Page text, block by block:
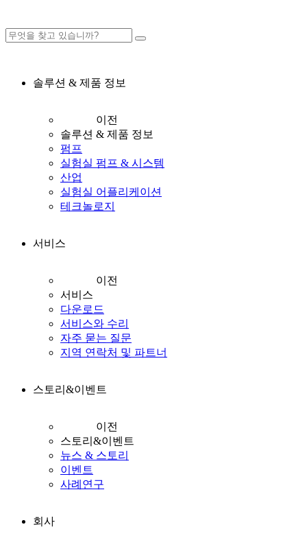
솔루션 & 제품 정보
이전
솔루션 & 제품 정보
펌프
실험실 펌프 & 시스템
산업
실험실 어플리케이션
테크놀로지
서비스
이전
서비스
다운로드
서비스와 수리
자주 묻는 질문
지역 연락처 및 파트너
스토리&이벤트
이전
스토리&이벤트
뉴스 & 스토리
이벤트
사례연구
회사